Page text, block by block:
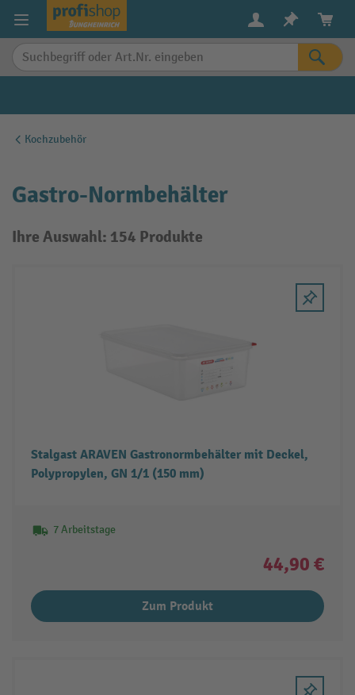
springen
Kochzubehör
Gastro-Normbehälter
Ihre Auswahl: 154 Produkte
Stalgast ARAVEN Gastronormbehälter mit Deckel,
Polypropylen, GN 1/1 (150 mm)
7 Arbeitstage
44,90 €
Zum Produkt